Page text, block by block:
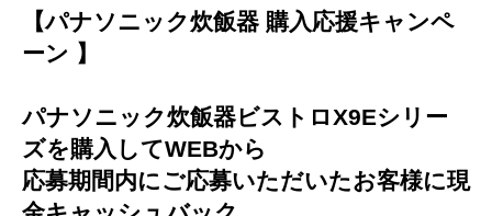
【パナソニック炊飯器 購入応援キャンペ
ーン 】
パナソニック炊飯器ビストロX9Eシリー
ズを購入してWEBから
応募期間内にご応募いただいたお客様に現